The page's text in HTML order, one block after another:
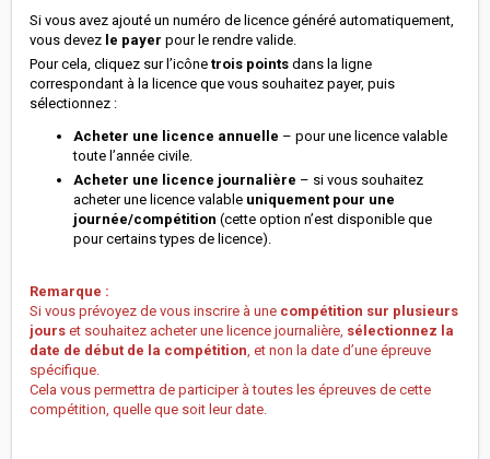
Si vous avez ajouté un numéro de licence généré automatiquement,
vous devez le payer pour le rendre valide.
Pour cela, cliquez sur l’icône trois points dans la ligne
correspondant à la licence que vous souhaitez payer, puis
sélectionnez :
Acheter une licence annuelle – pour une licence valable
toute l’année civile.
Acheter une licence journalière – si vous souhaitez
acheter une licence valable uniquement pour une
journée/compétition (cette option n’est disponible que
pour certains types de licence).
Remarque :
Si vous prévoyez de vous inscrire à une compétition sur plusieurs
jours et souhaitez acheter une licence journalière, sélectionnez la
date de début de la compétition , et non la date d’une épreuve
spécifique.
Cela vous permettra de participer à toutes les épreuves de cette
compétition, quelle que soit leur date.